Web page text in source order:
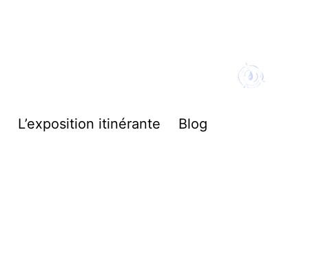
L’exposition itinérante Blog